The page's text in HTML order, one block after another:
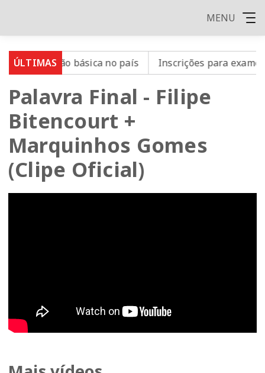
MENU
ÚLTIMAS
educação básica no país Inscrições para exame de
Palavra Final - Filipe
Bitencourt +
Marquinhos Gomes
(Clipe Oficial)